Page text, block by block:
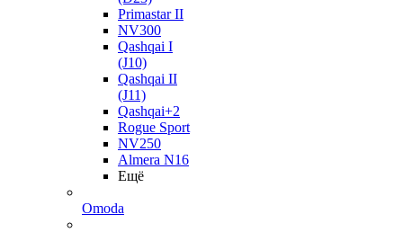
Primastar II
NV300
Qashqai I
(J10)
Qashqai II
(J11)
Qashqai+2
Rogue Sport
NV250
Almera N16
Ещё
Omoda